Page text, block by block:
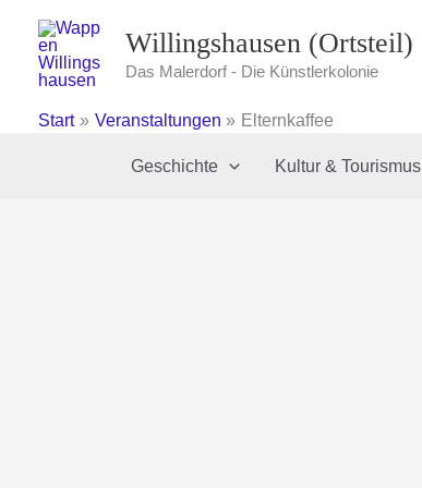
Inhalt
springen
Willingshausen (Ortsteil)
Das Malerdorf - Die Künstlerkolonie
Start Veranstaltungen Elternkaffee
Geschichte Kultur & Tourismus